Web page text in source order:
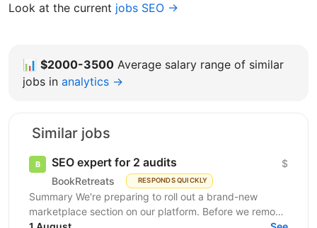
Look at the current jobs SEO →
📊 $2000-3500 Average salary range of similar
jobs in analytics →
Similar jobs
SEO expert for 2 audits
BookRetreats RESPONDS QUICKLY
$
Summary We're preparing to roll out a brand-new
marketplace section on our platform. Before we remove